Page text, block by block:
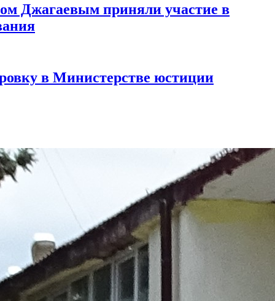
Джагаевым приняли участие в
в Министерстве юстиции